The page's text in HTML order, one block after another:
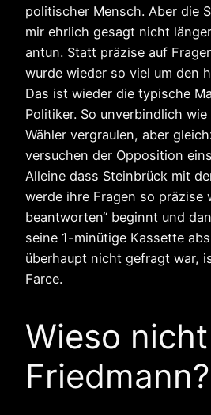
politischer Mensch. Aber die
mir ehrlich gesagt nicht
antun. Statt präzise auf
wurde wieder so viel um den
Das ist wieder die typische
Politiker. So unverbindlich
Wähler vergraulen, aber
versuchen der Opposition
Alleine dass Steinbrück mit
werde ihre Fragen so präzise
beantworten“ beginnt und
seine 1-minütige Kassette
überhaupt nicht gefragt war,
Farce.
Wieso nicht
Friedmann?